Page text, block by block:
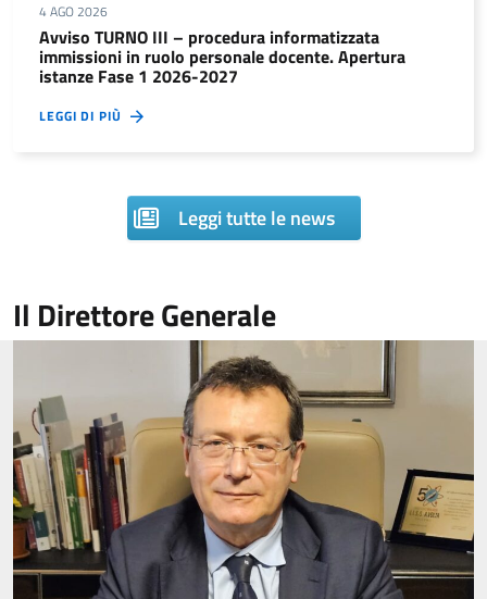
4 AGO 2026
Avviso TURNO III – procedura informatizzata
immissioni in ruolo personale docente. Apertura
istanze Fase 1 2026-2027
LEGGI DI PIÙ
Leggi tutte le news
Il Direttore Generale